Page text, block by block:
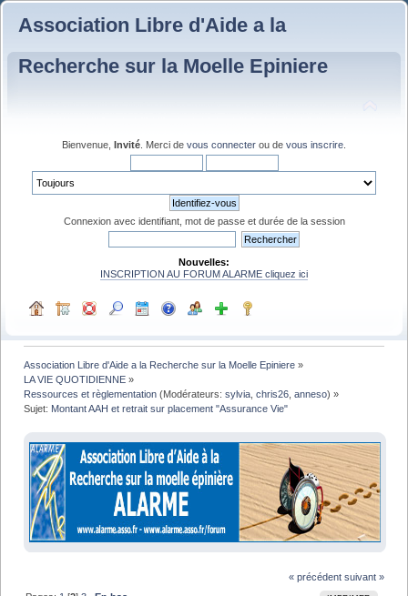
Association Libre d'Aide a la
Recherche sur la Moelle Epiniere
Bienvenue, Invité . Merci de vous connecter ou de vous inscrire
Connexion avec identifiant, mot de passe et durée de la session
Nouvelles:
INSCRIPTION AU FORUM ALARME cliquez ici
Association Libre d'Aide a la Recherche sur la Moelle Epiniere »
LA VIE QUOTIDIENNE »
Ressources et règlementation (Modérateurs:sylvia ,chris26 ,anneso) »
Sujet: Montant AAH et retrait sur placement "Assurance Vie"
« précédent suivant »